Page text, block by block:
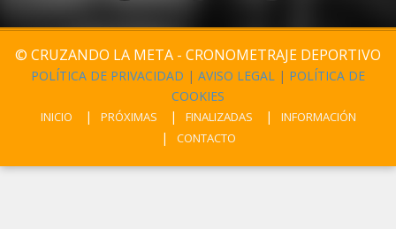
© CRUZANDO LA META - CRONOMETRAJE DEPORTIVO
POLÍTICA DE PRIVACIDAD | AVISO LEGAL | POLÍTICA DE
COOKIES
INICIO PRÓXIMAS FINALIZADAS
INFORMACIÓN
CONTACTO